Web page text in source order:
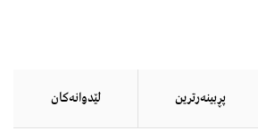
پڕبینەرترین لێدوانەكان